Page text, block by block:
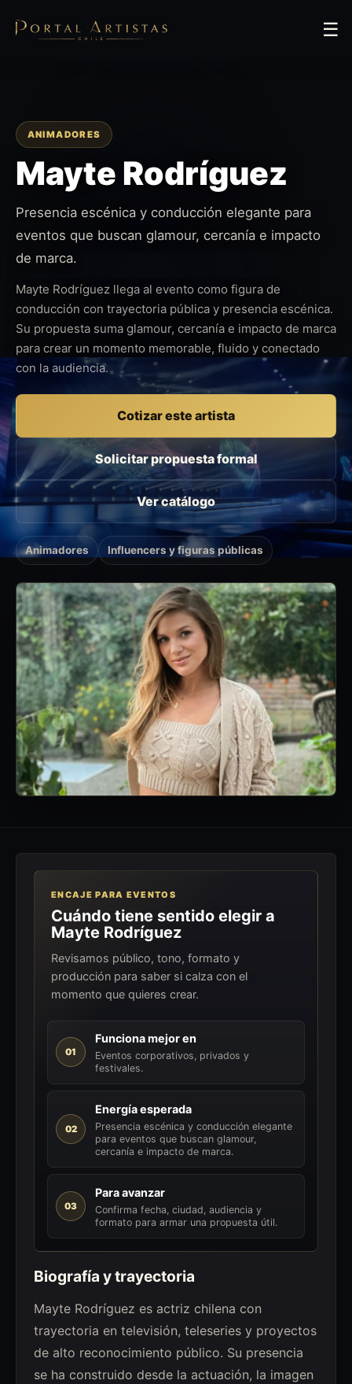
☰
ANIMADORES
Mayte Rodríguez
Presencia escénica y conducción elegante para
eventos que buscan glamour, cercanía e impacto
de marca.
Mayte Rodríguez llega al evento como figura de
conducción con trayectoria pública y presencia escénica.
Su propuesta suma glamour, cercanía e impacto de marca
para crear un momento memorable, fluido y conectado
con la audiencia.
Cotizar este artista
Solicitar propuesta formal
Ver catálogo
Animadores Influencers y figuras públicas
ENCAJE PARA EVENTOS
Cuándo tiene sentido elegir a
Mayte Rodríguez
Revisamos público, tono, formato y
producción para saber si calza con el
momento que quieres crear.
01
Funciona mejor en
Eventos corporativos, privados y
festivales.
02
Energía esperada
Presencia escénica y conducción elegante
para eventos que buscan glamour,
cercanía e impacto de marca.
03
Para avanzar
Confirma fecha, ciudad, audiencia y
formato para armar una propuesta útil.
Biografía y trayectoria
Mayte Rodríguez es actriz chilena con
trayectoria en televisión, teleseries y proyectos
de alto reconocimiento público. Su presencia
se ha construido desde la actuación, la imagen